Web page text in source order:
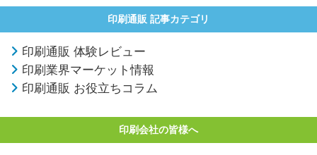
印刷通販 記事カテゴリ
印刷通販 体験レビュー
印刷業界マーケット情報
印刷通販 お役立ちコラム
印刷会社の皆様へ